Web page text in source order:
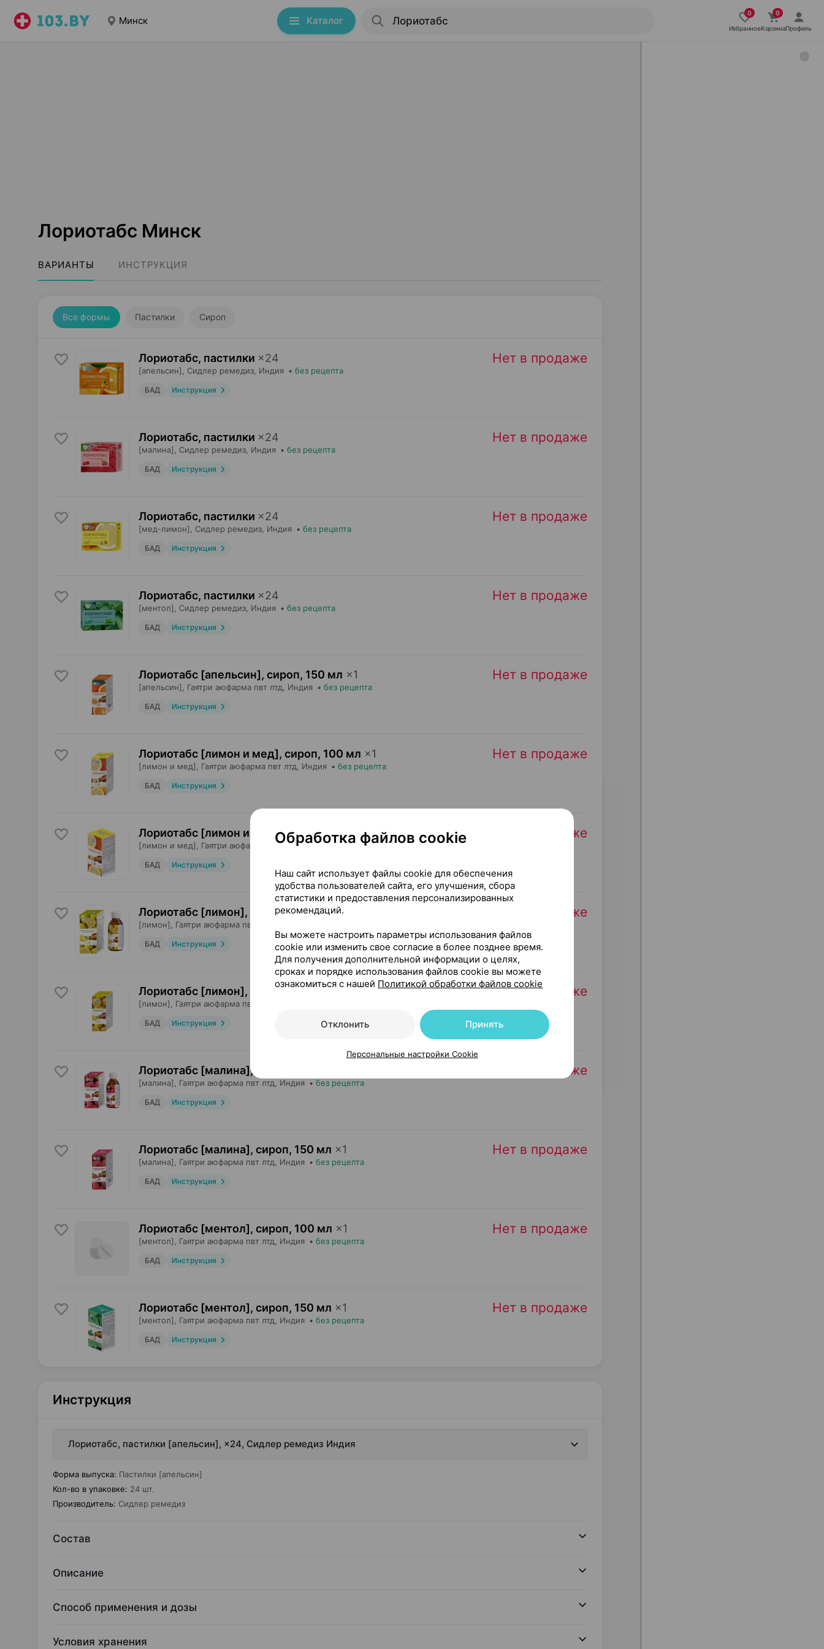
Минск Каталог
ИзбранноеКорзинаПрофиль
Лориотабс Минск
ВАРИАНТЫ ИНСТРУКЦИЯ
Все формы Пастилки Сироп
Лориотабс, пастилки ×24
[апельсин], Сидлер ремедиз , Индия • без рецепта
БАД Инструкция
Нет в продаже
Лориотабс, пастилки ×24
[малина], Сидлер ремедиз , Индия • без рецепта
БАД Инструкция
Нет в продаже
Лориотабс, пастилки ×24
[мед-лимон], Сидлер ремедиз , Индия • без рецепта
БАД Инструкция
Нет в продаже
Лориотабс, пастилки ×24
[ментол], Сидлер ремедиз , Индия • без рецепта
БАД Инструкция
Нет в продаже
Лориотабс [апельсин], сироп, 150 мл ×1
[апельсин], Гаятри аюфарма пвт лтд , Индия • без рецепта
БАД Инструкция
Нет в продаже
Лориотабс [лимон и мед], сироп, 100 мл ×1
[лимон и мед], Гаятри аюфарма пвт лтд , Индия • без рецепта
БАД Инструкция
Нет в продаже
Лориотабс [лимон и мед], сироп, 150 мл ×1
[лимон и мед], Гаятри аюфарма пвт лтд, Индия• без рецепта
БАД Инструкция
Нет в продаже
Лориотабс [лимон], сироп, 100 мл×1
[лимон], Гаятри аюфарма пвт лтд
БАД Инструкция
Нет в продаже
Лориотабс [лимон], сироп,150 мл× 1
[лимон], Гаятри аюфарма пвт лтд
БАД Инструкция
Нет в продаже
Лориотабс [малина], сироп
[малина], Гаятри аюфарма пвт лтд , Индия • без рецепта
БАД Инструкция
Нет в продаже
Лориотабс [малина], сироп, 150 мл ×1
[малина], Гаятри аюфарма пвт лтд , Индия • без рецепта
БАД Инструкция
Нет в продаже
Лориотабс [ментол], сироп, 100 мл ×1
[ментол], Гаятри аюфарма пвт лтд , Индия • без рецепта
БАД Инструкция
Нет в продаже
Лориотабс [ментол], сироп, 150 мл ×1
[ментол], Гаятри аюфарма пвт лтд , Индия • без рецепта
БАД Инструкция
Нет в продаже
Инструкция
Лориотабс, пастилки [апельсин], ×24, Сидлер ремедиз Индия
Форма выпуска: Пастилки [апельсин]
Кол-во в упаковке: 24 шт.
Производитель: Сидлер ремедиз
Состав
Описание
Способ применения и дозы
Условия хранения
Обработка файлов cookie
Наш сайт использует файлы cookie для обеспечения
удобства пользователей сайта, его улучшения, сбора
статистики и предоставления персонализированных
рекомендаций.
Вы можете настроить параметры использования файлов
cookie или изменить свое согласие в более позднее время.
Для получения дополнительной информации о целях,
сроках и порядке использования файлов cookie вы можете
ознакомиться с нашей Политикой обработки файлов cookie
Отклонить Принять
Персональные настройки Cookie